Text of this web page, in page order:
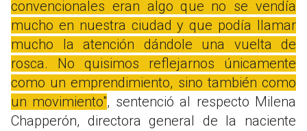
convencionales eran algo que no se vendía
mucho en nuestra ciudad y que podía llamar
mucho la atención dándole una vuelta de
rosca. No quisimos reflejarnos únicamente
como un emprendimiento, sino también como
un movimiento", sentenció al respecto Milena
Chapperón, directora general de la naciente